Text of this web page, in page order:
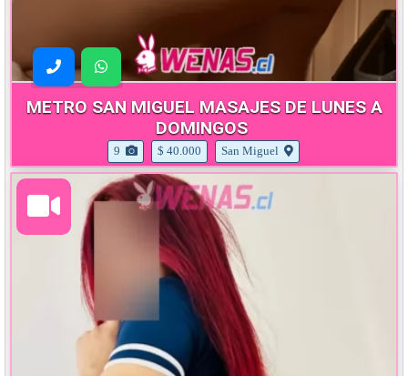
METRO SAN MIGUEL MASAJES DE LUNES A
DOMINGOS
9 $ 40.000 San Miguel